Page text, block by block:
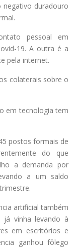
duradouro
pessoal em
19. A outra é a
pela internet.
colaterais sobre o
em tecnologia tem
postos formais de
do que
a demanda por
a um saldo
artificial também
já vinha levando à
em escritórios e
ganhou fôlego